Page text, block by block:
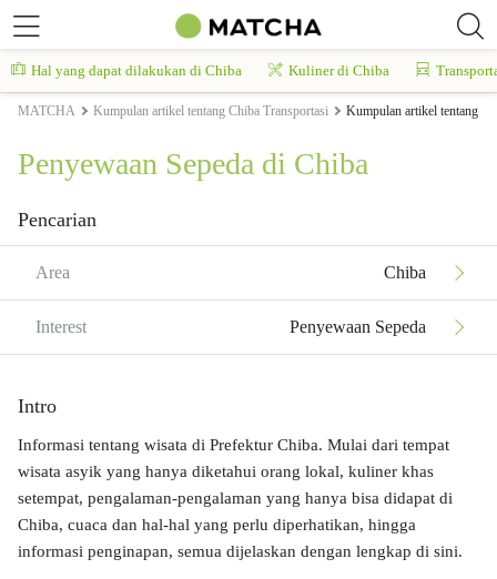
Hal yang dapat dilakukan di Chiba Kuliner di Chiba
MATCHA Kumpulan artikel tentang Chiba Transportasi Kumpulan artikel tentang
Penyewaan Sepeda di Chiba
Pencarian
Area Chiba
Interest Penyewaan Sepeda
Intro
Informasi tentang wisata di Prefektur Chiba. Mulai dari tempat
wisata asyik yang hanya diketahui orang lokal, kuliner khas
setempat, pengalaman-pengalaman yang hanya bisa didapat di
Chiba, cuaca dan hal-hal yang perlu diperhatikan, hingga
informasi penginapan, semua dijelaskan dengan lengkap di sini.